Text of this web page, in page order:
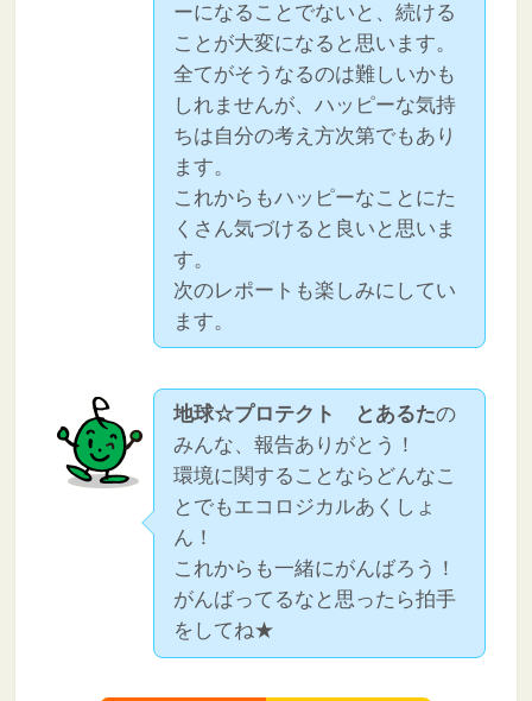
ーになることでないと、続ける
ことが大変になると思います。
全てがそうなるのは難しいかも
しれませんが、ハッピーな気持
ちは自分の考え方次第でもあり
ます。
これからもハッピーなことにた
くさん気づけると良いと思いま
す。
次のレポートも楽しみにしてい
ます。
地球☆プロテクト とあるたの
みんな、報告ありがとう！
環境に関することならどんなこ
とでもエコロジカルあくしょ
ん！
これからも一緒にがんばろう！
がんばってるなと思ったら拍手
をしてね★